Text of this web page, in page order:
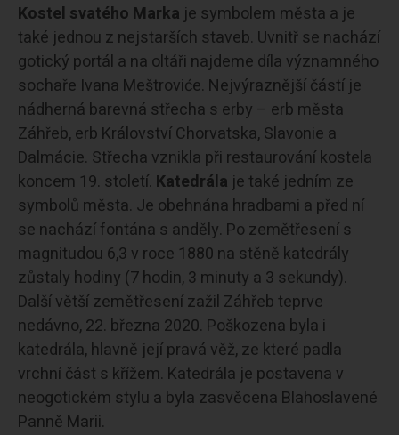
Kostel svatého Marka je symbolem města a je
také jednou z nejstarších staveb. Uvnitř se nachází
gotický portál a na oltáři najdeme díla významného
sochaře Ivana Meštroviće. Nejvýraznější částí je
nádherná barevná střecha s erby – erb města
Záhřeb, erb Království Chorvatska, Slavonie a
Dalmácie. Střecha vznikla při restaurování kostela
koncem 19. století. Katedrála je také jedním ze
symbolů města. Je obehnána hradbami a před ní
se nachází fontána s anděly. Po zemětřesení s
magnitudou 6,3 v roce 1880 na stěně katedrály
zůstaly hodiny (7 hodin, 3 minuty a 3 sekundy).
Další větší zemětřesení zažil Záhřeb teprve
nedávno, 22. března 2020. Poškozena byla i
katedrála, hlavně její pravá věž, ze které padla
vrchní část s křížem. Katedrála je postavena v
neogotickém stylu a byla zasvěcena Blahoslavené
Panně Marii.